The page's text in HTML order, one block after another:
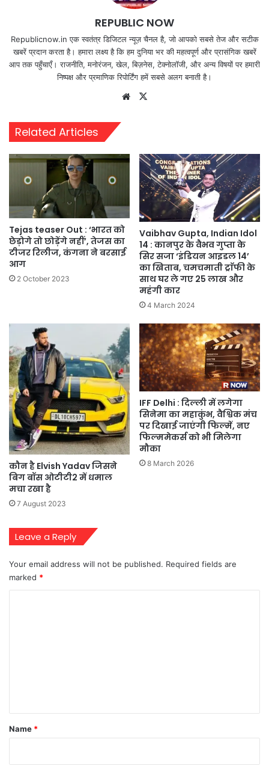
REPUBLIC NOW
Republicnow.in एक स्वतंत्र डिजिटल न्यूज़ चैनल है, जो आपको सबसे तेज और सटीक
खबरें प्रदान करता है। हमारा लक्ष्य है कि हम दुनिया भर की महत्वपूर्ण और प्रासंगिक खबरें
आप तक पहुँचाएँ। राजनीति, मनोरंजन, खेल, बिज़नेस, टेक्नोलॉजी, और अन्य विषयों पर हमारी
निष्पक्ष और प्रमाणिक रिपोर्टिंग हमें सबसे अलग बनाती है।
Website
Related Articles
Tejas teaser Out : ‘भारत को
छेड़ोगे तो छोड़ेंगे नहीं’, तेजस का
टीजर रिलीज, कंगना ने बरसाई
आग
2 October 2023
Vaibhav Gupta, Indian Idol
14 : कानपुर के वैभव गुप्ता के
सिर सजा ‘इंडियन आइडल 14’
का खिताब, चमचमाती ट्राॅफी के
साथ घर ले गए 25 लाख और
महंगी कार
4 March 2024
कौन है Elvish Yadav जिसने
बिग बॉस ओटीटी2 में धमाल
मचा रखा है
7 August 2023
IFF Delhi : दिल्ली में लगेगा
सिनेमा का महाकुंभ, वैश्विक मंच
पर दिखाई जाएंगी फिल्में, नए
फिल्ममेकर्स को भी मिलेगा
मौका
8 March 2026
Leave a Reply
Your email address will not be published. Required fields are
marked *
*
Name *